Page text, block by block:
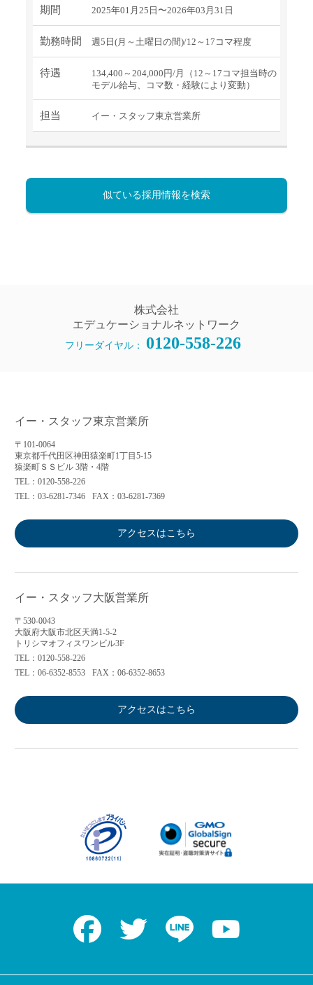
期間 2025年01月25日〜2026年03月31日
勤務時間 週5日(月～土曜日の間)/12～17コマ程度
待遇
134,400～204,000円/月（12～17コマ担当時の
モデル給与、コマ数・経験により変動）
担当 イー・スタッフ東京営業所
似ている採用情報を検索
株式会社
エデュケーショナルネットワーク
フリーダイヤル： 0120-558-226
イー・スタッフ東京営業所
〒101-0064
東京都千代田区神田猿楽町1丁目5-15
猿楽町ＳＳビル 3階・4階
TEL：0120-558-226
TEL：03-6281-7346
FAX：03-6281-7369
アクセスはこちら
イー・スタッフ大阪営業所
〒530-0043
大阪府大阪市北区天満1-5-2
トリシマオフィスワンビル3F
TEL：0120-558-226
TEL：06-6352-8553
FAX：06-6352-8653
アクセスはこちら
Facebook Twitter LINE